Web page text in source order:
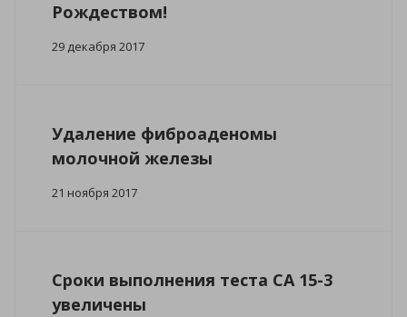
Рождеством!
29 декабря 2017
Удаление фиброаденомы
молочной железы
21 ноября 2017
Сроки выполнения теста СА 15-3
увеличены